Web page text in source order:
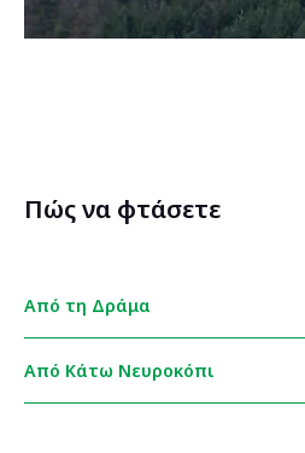
Πώς να φτάσετε
Από τη Δράμα
Από Κάτω Νευροκόπι